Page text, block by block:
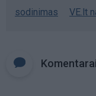
sodinimas
VE.lt
Komentarai